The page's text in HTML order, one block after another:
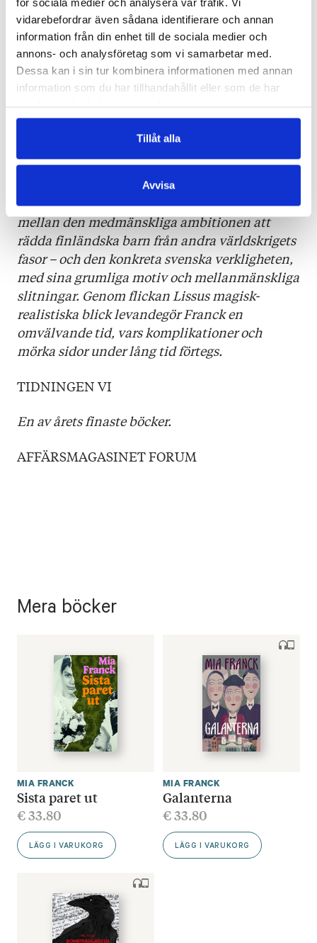
vidarebefordrar även sådana identifierare och annan
information från din enhet till de sociala medier och
annons- och analysföretag som vi samarbetar med.
Dessa kan i sin tur kombinera informationen med annan
information som du har tillhandahållit eller som de har
Tillåt alla
Avvisa
sexövergrepp och dråp vid sidan av vänskap,
solidaritet och lustfyllt sex.
HUFVUDSTADSBLADET
Mia Francks Bombträdgården är en drabbande
sorgesam berättelse som fyller ett tomrum
inom den finlandssvenska litteraturen.
VÄSTRA NYLAND
Franck gestaltar övertygande konflikten
mellan den medmänskliga ambitionen att
rädda finländska barn från andra världskrigets
fasor – och den konkreta svenska verkligheten,
med sina grumliga motiv och mellanmänskliga
slitningar. Genom flickan Lissus magisk-
realistiska blick levandegör Franck en
omvälvande tid, vars komplikationer och
mörka sidor under lång tid förtegs.
TIDNINGEN VI
En av årets finaste böcker.
AFFÄRSMAGASINET FORUM
Mera böcker
MIA FRANCK
Sista paret ut
€33.80
LÄGG I VARUKORG
MIA FRANCK
Galanterna
€33.80
LÄGG I VARUKORG